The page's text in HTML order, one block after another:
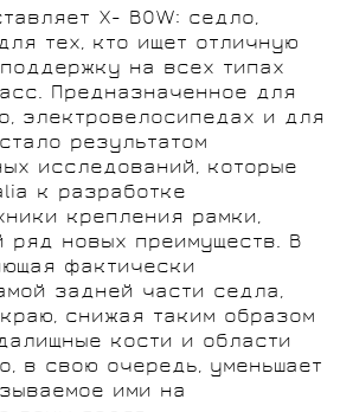
X- BOW: седло,
тех, кто ищет отличную
на всех типах
Предназначенное для
электровелосипедах и для
результатом
исследований, которые
к разработке
крепления рамки,
ряд новых преимуществ. В
фактически
задней части седла,
снижая таким образом
кости и области
в свою очередь, уменьшает
ими на